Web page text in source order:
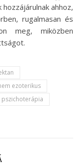
ahhoz,
rugalmasan és
meg, miközben
ezoterikus
pszichoterápia